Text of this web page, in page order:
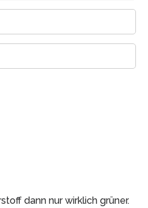
dann nur wirklich grüner.